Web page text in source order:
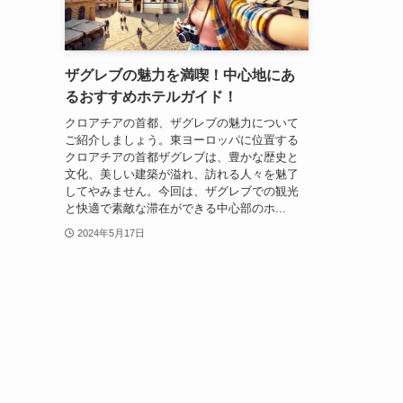
ザグレブの魅力を満喫！中心地にあ
るおすすめホテルガイド！
クロアチアの首都、ザグレブの魅力について
ご紹介しましょう。東ヨーロッパに位置する
クロアチアの首都ザグレブは、豊かな歴史と
文化、美しい建築が溢れ、訪れる人々を魅了
してやみません。今回は、ザグレブでの観光
と快適で素敵な滞在ができる中心部のホ...
2024年5月17日